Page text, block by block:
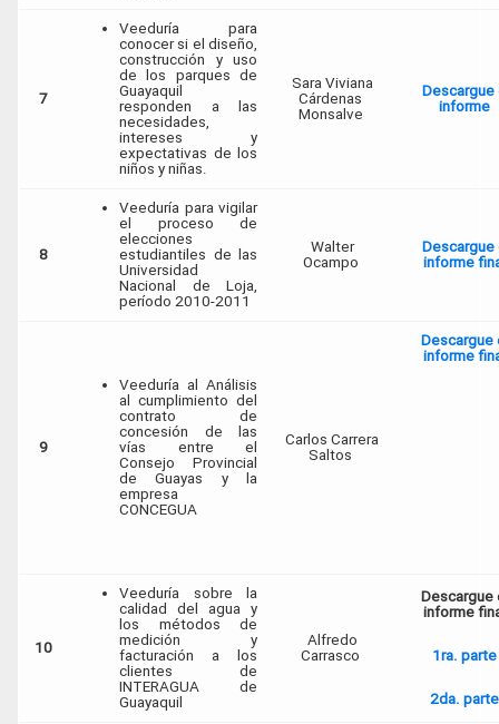
7
Veeduría para
conocer si el diseño,
construcción y uso
de los parques de
Guayaquil
responden a las
necesidades,
intereses y
expectativas de los
niños y niñas.
Sara Viviana
Cárdenas
Monsalve
Descargue
informe
8
Veeduría para vigilar
el proceso de
elecciones
estudiantiles de las
Universidad
Nacional de Loja,
período 2010-2011
Walter
Ocampo
Descargue
informe
9
Veeduría al Análisis
al cumplimiento del
contrato de
concesión de las
vías entre el
Consejo Provincial
de Guayas y la
empresa
CONCEGUA
Carlos Carrera
Saltos
Descargue
informe
10
Veeduría sobre la
calidad del agua y
los métodos de
medición y
facturación a los
clientes de
INTERAGUA de
Guayaquil
Alfredo
Carrasco
Descargue
informe
1ra. parte
2da. parte